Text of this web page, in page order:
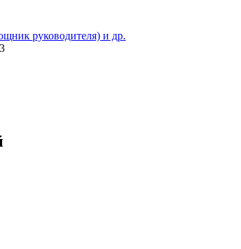
руководителя) и др.